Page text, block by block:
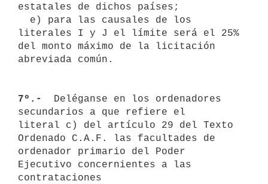
estatales de dichos países;
literales I y J el límite será el 25%
del monto máximo de la licitación
abreviada común.
7º.-
Deléganse en los ordenadores
secundarios a que refiere el
literal c) del artículo 29 del Texto
Ordenado C.A.F. las facultades de
ordenador primario del Poder
Ejecutivo concernientes a las
contrataciones